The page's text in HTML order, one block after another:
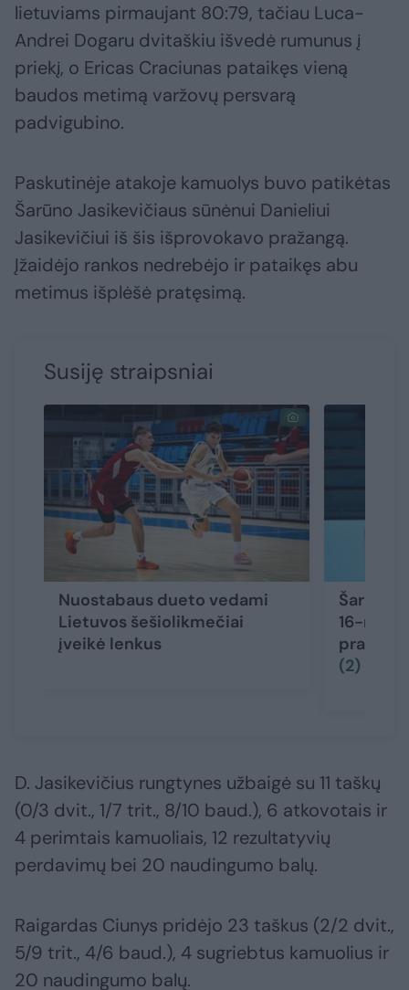
lietuviams pirmaujant 80:79, tačiau Luca-
Andrei Dogaru dvitaškiu išvedė rumunus į
priekį, o Ericas Craciunas pataikęs vieną
baudos metimą varžovų persvarą
padvigubino.
Paskutinėje atakoje kamuolys buvo patikėtas
Šarūno Jasikevičiaus sūnėnui Danieliui
Jasikevičiui iš šis išprovokavo pražangą.
Įžaidėjo rankos nedrebėjo ir pataikęs abu
metimus išplėšė pratęsimą.
Susiję straipsniai
Nuostabaus dueto vedami
Lietuvos šešiolikmečiai
įveikė lenkus
Šaro
16-
pradėjo
(2)
D. Jasikevičius rungtynes užbaigė su 11 taškų
(0/3 dvit., 1/7 trit., 8/10 baud.), 6 atkovotais ir
4 perimtais kamuoliais, 12 rezultatyvių
perdavimų bei 20 naudingumo balų.
Raigardas Ciunys pridėjo 23 taškus (2/2 dvit.,
5/9 trit., 4/6 baud.), 4 sugriebtus kamuolius ir
20 naudingumo balų.